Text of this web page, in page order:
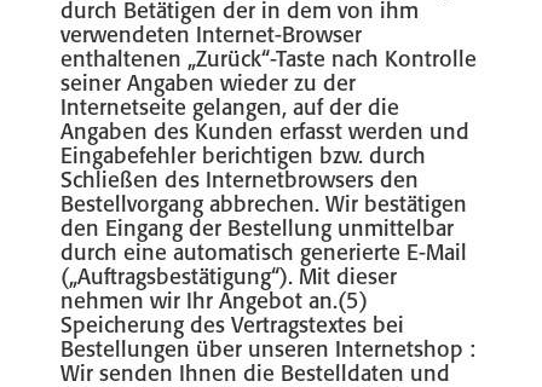
durch Betätigen der in dem von ihm
verwendeten Internet-Browser
enthaltenen „Zurück“-Taste nach Kontrolle
seiner Angaben wieder zu der
Internetseite gelangen, auf der die
Angaben des Kunden erfasst werden und
Eingabefehler berichtigen bzw. durch
Schließen des Internetbrowsers den
Bestellvorgang abbrechen. Wir bestätigen
den Eingang der Bestellung unmittelbar
durch eine automatisch generierte E-Mail
(„Auftragsbestätigung“). Mit dieser
nehmen wir Ihr Angebot an.(5)
Speicherung des Vertragstextes bei
Bestellungen über unseren Internetshop :
Wir senden Ihnen die Bestelldaten und